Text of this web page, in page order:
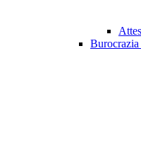
Burocrazia